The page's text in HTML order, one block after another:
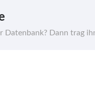
Datenbank? Dann trag